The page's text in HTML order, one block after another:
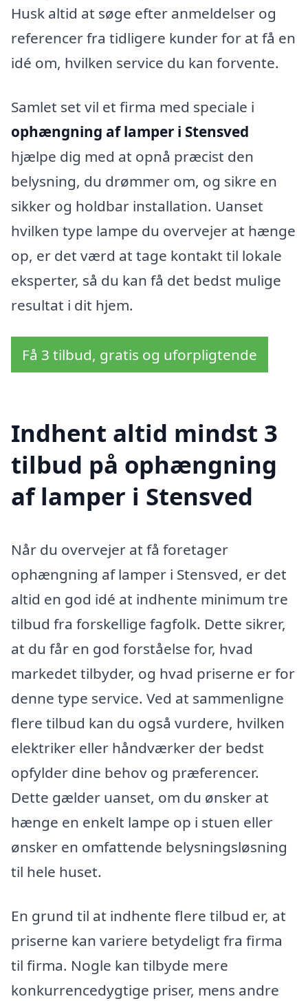
Husk altid at søge efter anmeldelser og
referencer fra tidligere kunder for at få en
idé om, hvilken service du kan forvente.
Samlet set vil et firma med speciale i
ophængning af lamper i Stensved
hjælpe dig med at opnå præcist den
belysning, du drømmer om, og sikre en
sikker og holdbar installation. Uanset
hvilken type lampe du overvejer at hænge
op, er det værd at tage kontakt til lokale
eksperter, så du kan få det bedst mulige
resultat i dit hjem.
Få 3 tilbud, gratis og uforpligtende
Indhent altid mindst 3
tilbud på ophængning
af lamper i Stensved
Når du overvejer at få foretager
ophængning af lamper i Stensved, er det
altid en god idé at indhente minimum tre
tilbud fra forskellige fagfolk. Dette sikrer,
at du får en god forståelse for, hvad
markedet tilbyder, og hvad priserne er for
denne type service. Ved at sammenligne
flere tilbud kan du også vurdere, hvilken
elektriker eller håndværker der bedst
opfylder dine behov og præferencer.
Dette gælder uanset, om du ønsker at
hænge en enkelt lampe op i stuen eller
ønsker en omfattende belysningsløsning
til hele huset.
En grund til at indhente flere tilbud er, at
priserne kan variere betydeligt fra firma
til firma. Nogle kan tilbyde mere
konkurrencedygtige priser, mens andre